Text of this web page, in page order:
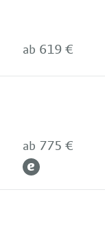
ab 619 €
ab 775 €